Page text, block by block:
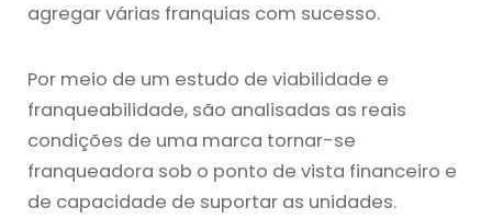
agregar várias franquias com sucesso.
Por meio de um estudo de viabilidade e
franqueabilidade, são analisadas as reais
condições de uma marca tornar-se
franqueadora sob o ponto de vista financeiro e
de capacidade de suportar as unidades.